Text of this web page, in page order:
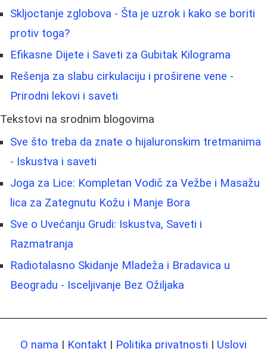
Skljoctanje zglobova - Šta je uzrok i kako se boriti
protiv toga?
Efikasne Dijete i Saveti za Gubitak Kilograma
Rešenja za slabu cirkulaciju i proširene vene -
Prirodni lekovi i saveti
Tekstovi na srodnim blogovima
Sve što treba da znate o hijaluronskim tretmanima
- Iskustva i saveti
Joga za Lice: Kompletan Vodič za Vežbe i Masažu
lica za Zategnutu Kožu i Manje Bora
Sve o Uvećanju Grudi: Iskustva, Saveti i
Razmatranja
Radiotalasno Skidanje Mladeža i Bradavica u
Beogradu - Isceljivanje Bez Ožiljaka
O nama | Kontakt | Politika privatnosti | Uslovi